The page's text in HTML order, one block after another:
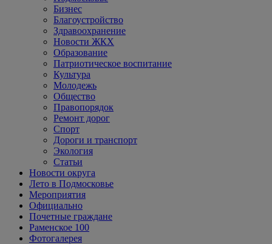
Бизнес
Благоустройство
Здравоохранение
Новости ЖКХ
Образование
Патриотическое воспитание
Культура
Молодежь
Общество
Правопорядок
Ремонт дорог
Спорт
Дороги и транспорт
Экология
Статьи
Новости округа
Лето в Подмосковье
Мероприятия
Официально
Почетные граждане
Раменское 100
Фотогалерея